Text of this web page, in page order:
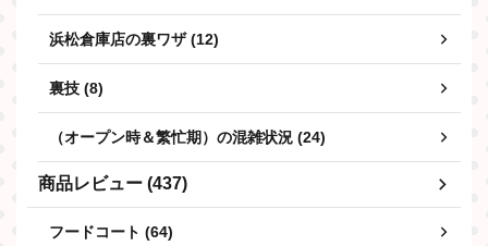
浜松倉庫店の裏ワザ (12)
裏技 (8)
（オープン時＆繁忙期）の混雑状況 (24)
商品レビュー (437)
フードコート (64)